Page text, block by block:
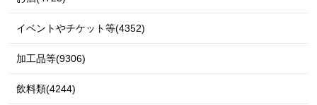
イベントやチケット等(4352)
加工品等(9306)
飲料類(4244)